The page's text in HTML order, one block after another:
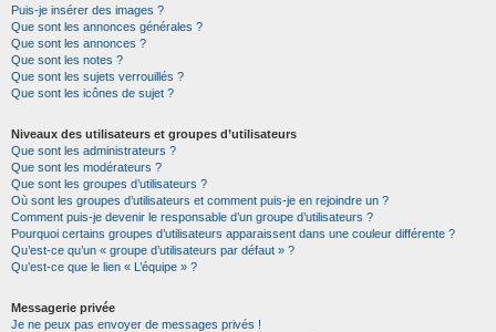
Puis-je insérer des images ?
Que sont les annonces générales ?
Que sont les annonces ?
Que sont les notes ?
Que sont les sujets verrouillés ?
Que sont les icônes de sujet ?
Niveaux des utilisateurs et groupes d’utilisateurs
Que sont les administrateurs ?
Que sont les modérateurs ?
Que sont les groupes d’utilisateurs ?
Où sont les groupes d’utilisateurs et comment puis-je en rejoindre un ?
Comment puis-je devenir le responsable d’un groupe d’utilisateurs ?
Pourquoi certains groupes d’utilisateurs apparaissent dans une couleur différente ?
Qu’est-ce qu’un « groupe d’utilisateurs par défaut » ?
Qu’est-ce que le lien « L’équipe » ?
Messagerie privée
Je ne peux pas envoyer de messages privés !